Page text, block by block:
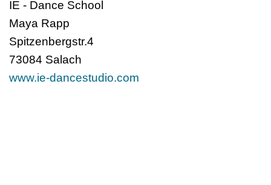
IE - Dance School
Maya Rapp
Spitzenbergstr.4
73084 Salach
www.ie-dancestudio.com